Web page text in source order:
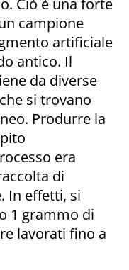
campione
artificiale
antico. Il
da diverse
si trovano
Produrre la
era
di
In effetti, si
1 grammo di
lavorati fino a